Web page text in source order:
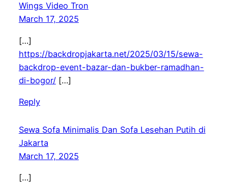
Wings Video Tron
March 17, 2025
[…]
https://backdropjakarta.net/2025/03/15/sewa-
backdrop-event-bazar-dan-bukber-ramadhan-
di-bogor/[…]
Reply
Sewa Sofa Minimalis Dan Sofa Lesehan Putih di
Jakarta
March 17, 2025
[…]